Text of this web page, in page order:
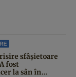
sfâșietoare
fost
la sân în...